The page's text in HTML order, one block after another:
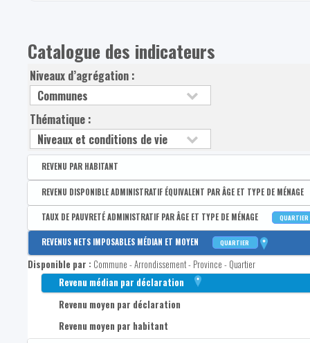
Catalogue des indicateurs
Niveaux d’agrégation :
Thématique :
REVENU PAR HABITANT
Disponible par :Arrondissement - Province
Revenu disponible par habitant
Revenus primaires par habitant
REVENU DISPONIBLE ADMINISTRATIF ÉQUIVALENT PAR ÂGE ET TYPE DE MÉNAGE
Disponible par :Commune - Arrondissement - Province - Quartier
Médian du revenu administratif disponible équivalent de la
1er quartile du revenu administratif disponible équivalent de
3e quartile du revenu administratif disponible équivalent de
Médian du revenu administratif disponible équivalent des 0-
1er quartile du revenu administratif disponible équivalent
TAUX DE PAUVRETÉ ADMINISTRATIF PAR ÂGE ET TYPE DE MÉNAGE QUARTIER
Disponible par : Commune - Arrondissement - Province - Quartier
Taux de pauvreté administratif de la population
Taux de pauvreté administratif des 0-17 ans
Taux de pauvreté administratif des 18-24 ans
Taux de pauvreté administratif des 25-44 ans
REVENUS NETS IMPOSABLES MÉDIAN ET MOYEN QUARTIER
Disponible par : Commune - Arrondissement - Province - Quartier
Revenu médian par déclaration
Revenu moyen par déclaration
Revenu moyen par habitant